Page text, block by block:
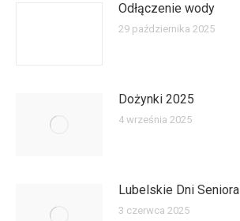
Odłączenie wody
29 października 2025
Dożynki 2025
4 września 2025
Lubelskie Dni Seniora
3 czerwca 2025